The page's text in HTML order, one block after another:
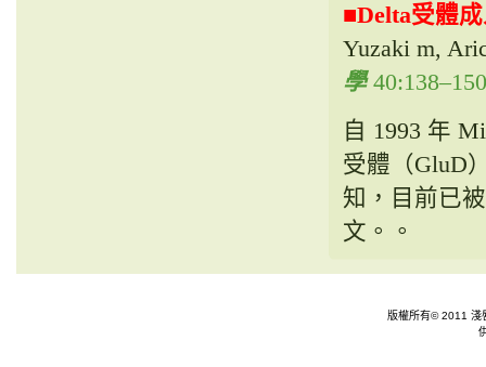
■Delta受體
Yuzaki m,
學 40:
自 1993 年
受體（GluD
知，目前已
文。。
版權所有© 2011 淺